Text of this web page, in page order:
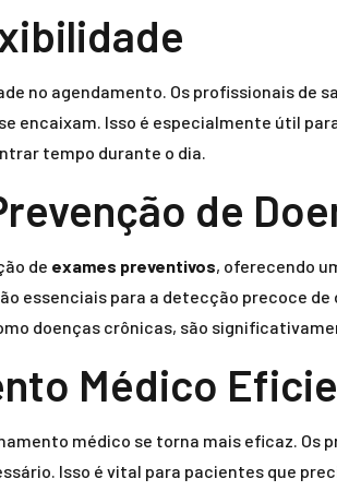
no agendamento. Os profissionais de
encaixam. Isso é especialmente útil
tempo durante o dia.
de
de exames preventivos, oferecendo
essenciais para a detecção precoce
doenças crônicas, são
Médico
médico se torna mais eficaz.
Isso é vital para pacientes que